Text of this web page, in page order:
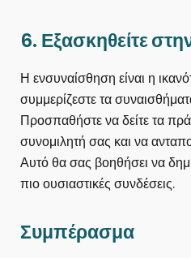
6. Εξασκηθείτε
Η ενσυναίσθηση είναι η
συμμερίζεστε τα
Προσπαθήστε να δείτε τα
συνομιλητή σας και να
Αυτό θα σας βοηθήσει να
πιο ουσιαστικές συνδέσεις.
Συμπέρασμα